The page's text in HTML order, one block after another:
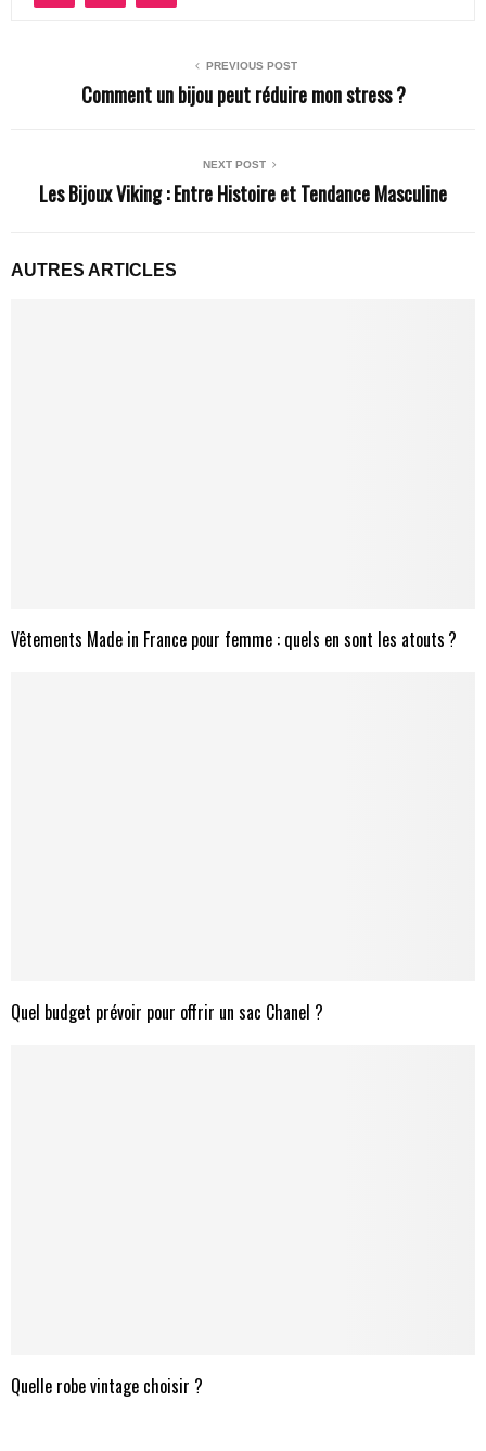
PREVIOUS POST
Comment un bijou peut réduire mon stress ?
NEXT POST
Les Bijoux Viking : Entre Histoire et Tendance Masculine
AUTRES ARTICLES
Vêtements Made in France pour femme : quels en sont les atouts ?
Quel budget prévoir pour offrir un sac Chanel ?
Quelle robe vintage choisir ?